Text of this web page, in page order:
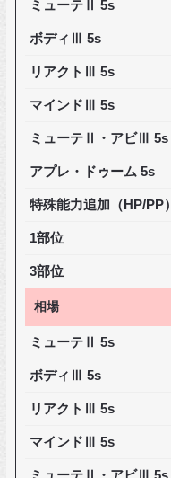
ミューテⅡ 5s
ボディⅢ 5s
リアクトⅢ 5s
マインドⅢ 5s
ミューテⅡ・アビⅢ 5s
アプレ・ドゥーム 5s
特殊能力追加（HP/PP）
1部位
3部位
相場
ミューテⅡ 5s
ボディⅢ 5s
リアクトⅢ 5s
マインドⅢ 5s